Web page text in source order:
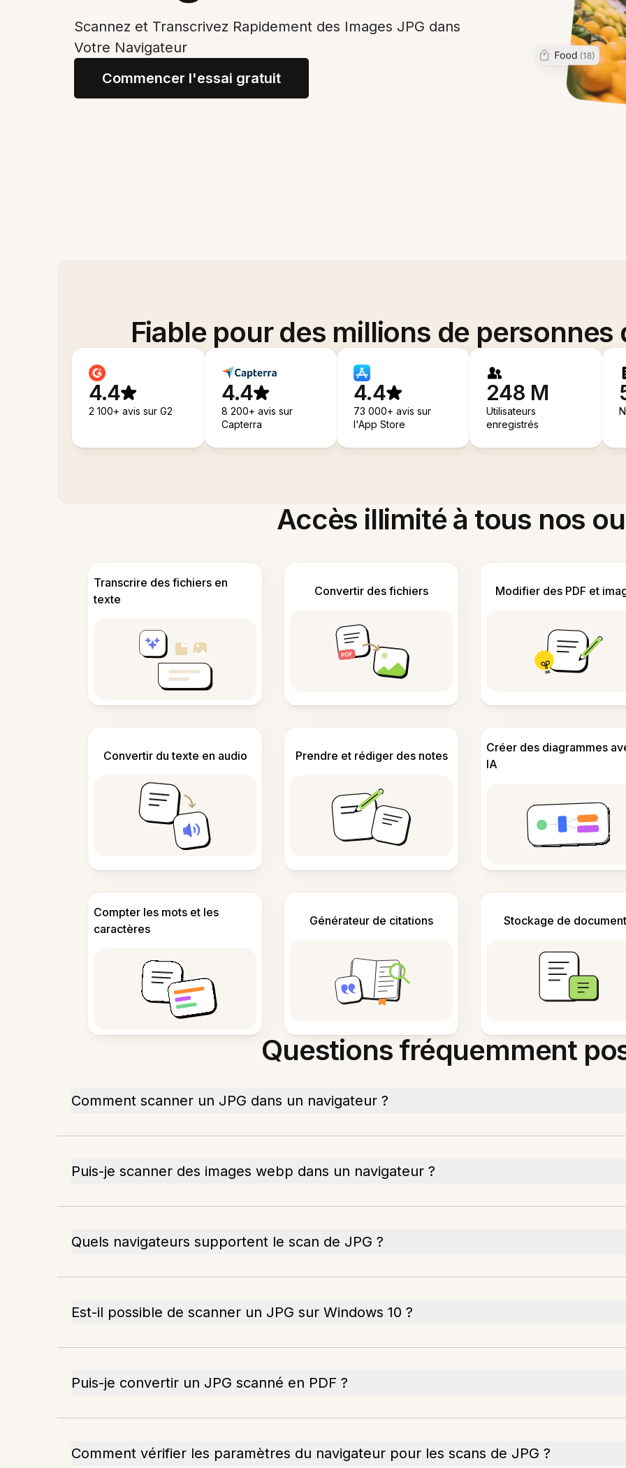
Scannez et Transcrivez Rapidement des Images JPG dans
Votre Navigateur
Commencer l'essai gratuit
Fiable pour des millions de personnes
4.4
2 100+ avis sur G2
4.4
8 200+ avis sur
Capterra
4.4
73 000+ avis sur
l'App Store
248 M
Utilisateurs
enregistrés
Accès illimité à tous nos
Transcrire des fichiers en
texte
Convertir des fichiers Modifier des PDF et
Convertir du texte en audio Prendre et rédiger des notes
Créer des diagrammes
IA
Compter les mots et les
caractères
Générateur de citations Stockage de
Questions fréquemment
Comment scanner un JPG dans un navigateur ?
Puis-je scanner des images webp dans un navigateur ?
Quels navigateurs supportent le scan de JPG ?
Est-il possible de scanner un JPG sur Windows 10 ?
Puis-je convertir un JPG scanné en PDF ?
Comment vérifier les paramètres du navigateur pour les scans de JPG ?